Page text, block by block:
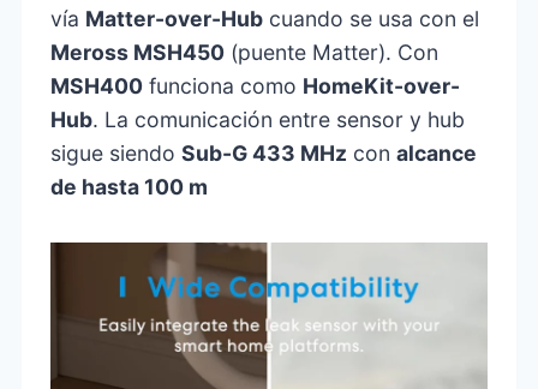
vía Matter-over-Hub cuando se usa con el
Meross MSH450 (puente Matter). Con
MSH400 funciona como HomeKit-over-
Hub. La comunicación entre sensor y hub
sigue siendoSub-G 433 MHz conalcance
de hasta 100 m